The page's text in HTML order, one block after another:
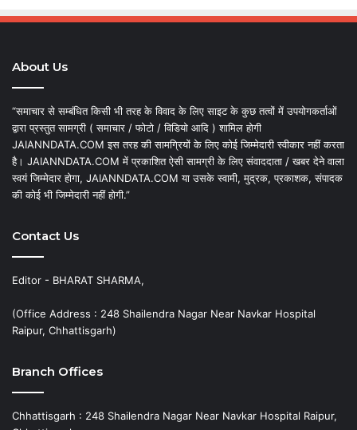
About Us
“समाचार से सम्बंधित किसी भी तरह के विवाद के लिए साइट के कुछ तत्वों में उपयोगकर्ताओं
द्वारा प्रस्तुत सामग्री ( समाचार / फोटो / विडियो आदि ) शामिल होगी
JAIANNDATA.COM इस तरह की सामग्रियों के लिए कोई जिम्मेदारी स्वीकार नहीं करता
है। JAIANNDATA.COM में प्रकाशित ऐसी सामग्री के लिए संवाददाता / खबर देने वाला
स्वयं जिम्मेदार होगा, JAIANNDATA.COM या उसके स्वामी, मुद्रक, प्रकाशक, संपादक
की कोई भी जिम्मेदारी नहीं होगी.”
Contact Us
Editor - BHARAT SHARMA,
(Office Address : 248 Shailendra Nagar Near Navkar Hospital
Raipur, Chhattisgarh)
Branch Offices
Chhattisgarh : 248 Shailendra Nagar Near Navkar Hospital Raipur,